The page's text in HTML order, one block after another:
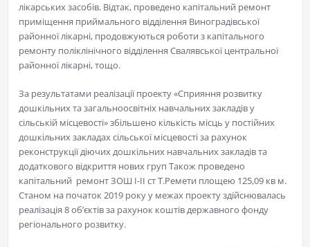
лікарських засобів. Відтак, проведено капітальний ремонт
приміщення приймального відділення Виноградівської
районної лікарні, продовжуються роботи з капітального
ремонту поліклінічного відділення Свалявської центральної
районної лікарні, тощо.
За результатами реалізації проекту «Сприяння розвитку
дошкільних та загальноосвітніх навчальних закладів у
сільській місцевості» збільшено кількість місць у постійних
дошкільних закладах сільської місцевості за рахунок
реконструкції діючих дошкільних навчальних закладів та
додаткового відкриття нових груп Також проведено
капітальний ремонт ЗОШ І-ІІ ст Т.Ремети площею 125,09 кв м.
Станом на початок 2019 року у межах проекту здійснювалась
реалізація 8 об’єктів за рахунок коштів державного фонду
регіонального розвитку.